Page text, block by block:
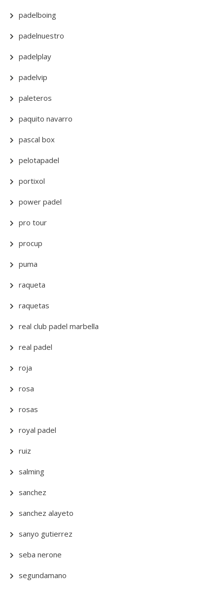
padelboing
padelnuestro
padelplay
padelvip
paleteros
paquito navarro
pascal box
pelotapadel
portixol
power padel
pro tour
procup
puma
raqueta
raquetas
real club padel marbella
real padel
roja
rosa
rosas
royal padel
ruiz
salming
sanchez
sanchez alayeto
sanyo gutierrez
seba nerone
segundamano